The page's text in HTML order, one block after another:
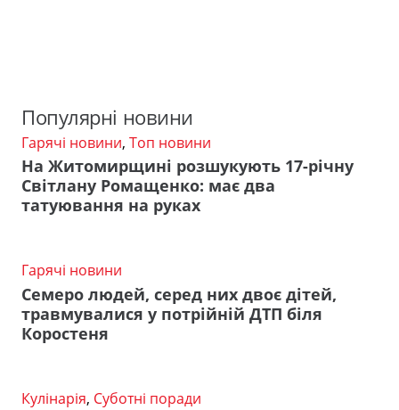
Популярні новини
Гарячі новини, Топ новини
На Житомирщині розшукують 17-річну
Світлану Ромащенко: має два
татуювання на руках
Гарячі новини
Семеро людей, серед них двоє дітей,
травмувалися у потрійній ДТП біля
Коростеня
Кулінарія, Суботні поради